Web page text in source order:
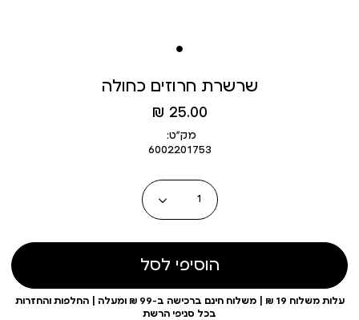
שרשרת חרוזים כחולה
מחיר
מוצר
25.00 ₪
מק״ט:
6002201753
כמות
הוסיפי לסל
עלות משלוח 19 ₪ | משלוח חינם ברכישה ב-99 ₪ ומעלה | החלפות והחזרות
בכל סניפי הרשת